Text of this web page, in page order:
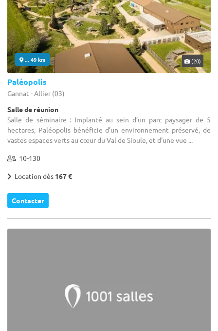
... 49 km (20)
Paléopolis
Gannat - Allier (03)
Salle de réunion
Salle de séminaire : Implanté au sein d’un parc paysager de 5
hectares, Paléopolis bénéficie d’un environnement préservé, de
vastes espaces verts au cœur du Val de Sioule, et d'une vue ...
10-130
Location dès 167 €
Contacter